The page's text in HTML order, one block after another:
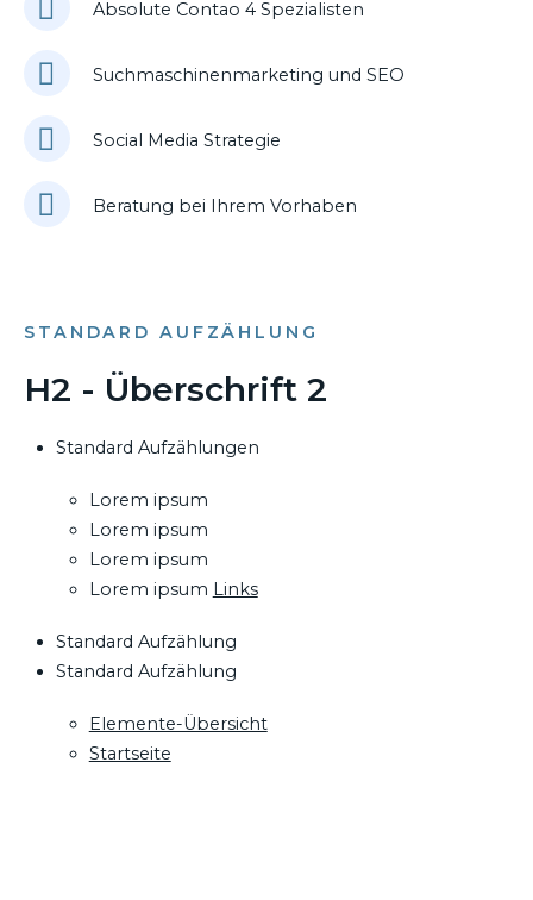
Absolute Contao 4 Spezialisten
Suchmaschinenmarketing und SEO
Social Media Strategie
Beratung bei Ihrem Vorhaben
STANDARD AUFZÄHLUNG
H2 - Überschrift 2
Standard Aufzählungen
Lorem ipsum
Lorem ipsum
Lorem ipsum
Lorem ipsum Links
Standard Aufzählung
Standard Aufzählung
Elemente-Übersicht
Startseite